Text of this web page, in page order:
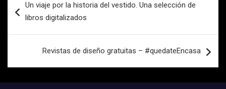
de
Un viaje por la historia del vestido. Una selección de
libros digitalizados
Revistas de diseño gratuitas – #quedateEncasa